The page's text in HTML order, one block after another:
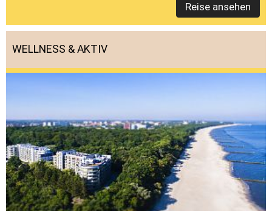
Reise ansehen
WELLNESS & AKTIV